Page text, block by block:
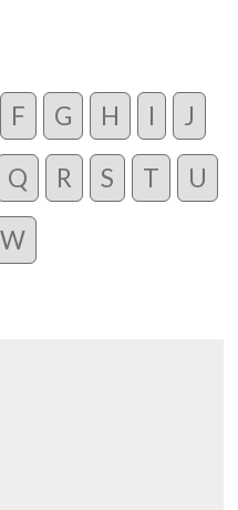
F G H I J
Q R S T U
W